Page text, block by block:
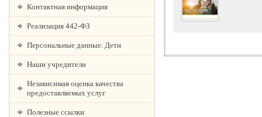
Контактная информация
Реализация 442-ФЗ
Персональные данные. Дети
Наши учредители
Независимая оценка качества
предоставляемых услуг
Полезные ссылки